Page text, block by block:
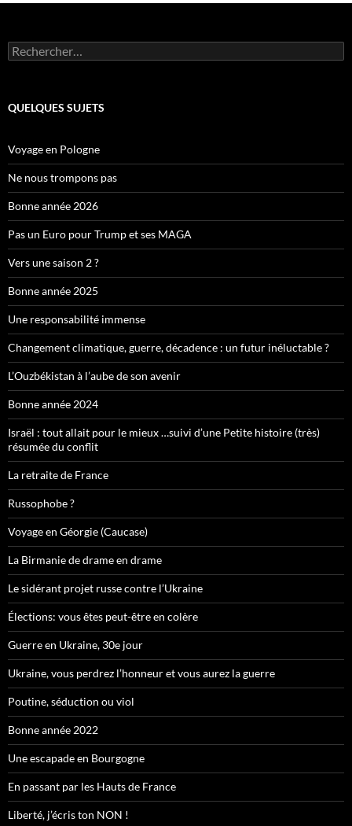
Rechercher :
QUELQUES SUJETS
Voyage en Pologne
Ne nous trompons pas
Bonne année 2026
Pas un Euro pour Trump et ses MAGA
Vers une saison 2 ?
Bonne année 2025
Une responsabilité immense
Changement climatique, guerre, décadence : un futur inéluctable ?
L’Ouzbékistan à l’aube de son avenir
Bonne année 2024
Israël : tout allait pour le mieux …suivi d’une Petite histoire (très)
résumée du conflit
La retraite de France
Russophobe ?
Voyage en Géorgie (Caucase)
La Birmanie de drame en drame
Le sidérant projet russe contre l’Ukraine
Élections: vous êtes peut-être en colère
Guerre en Ukraine, 30e jour
Ukraine, vous perdrez l’honneur et vous aurez la guerre
Poutine, séduction ou viol
Bonne année 2022
Une escapade en Bourgogne
En passant par les Hauts de France
Liberté, j’écris ton NON !